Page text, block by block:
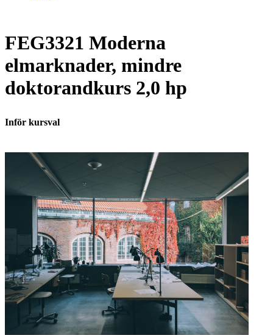
FEG3321 Moderna
elmarknader, mindre
doktorandkurs 2,0 hp
Inför kursval